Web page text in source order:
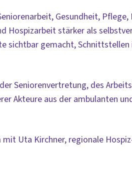
Gesundheit,
Hospizarbeit stärker als
sichtbar gemacht,
Seniorenvertretung, des
Akteure aus der ambulanten
Uta Kirchner, regionale